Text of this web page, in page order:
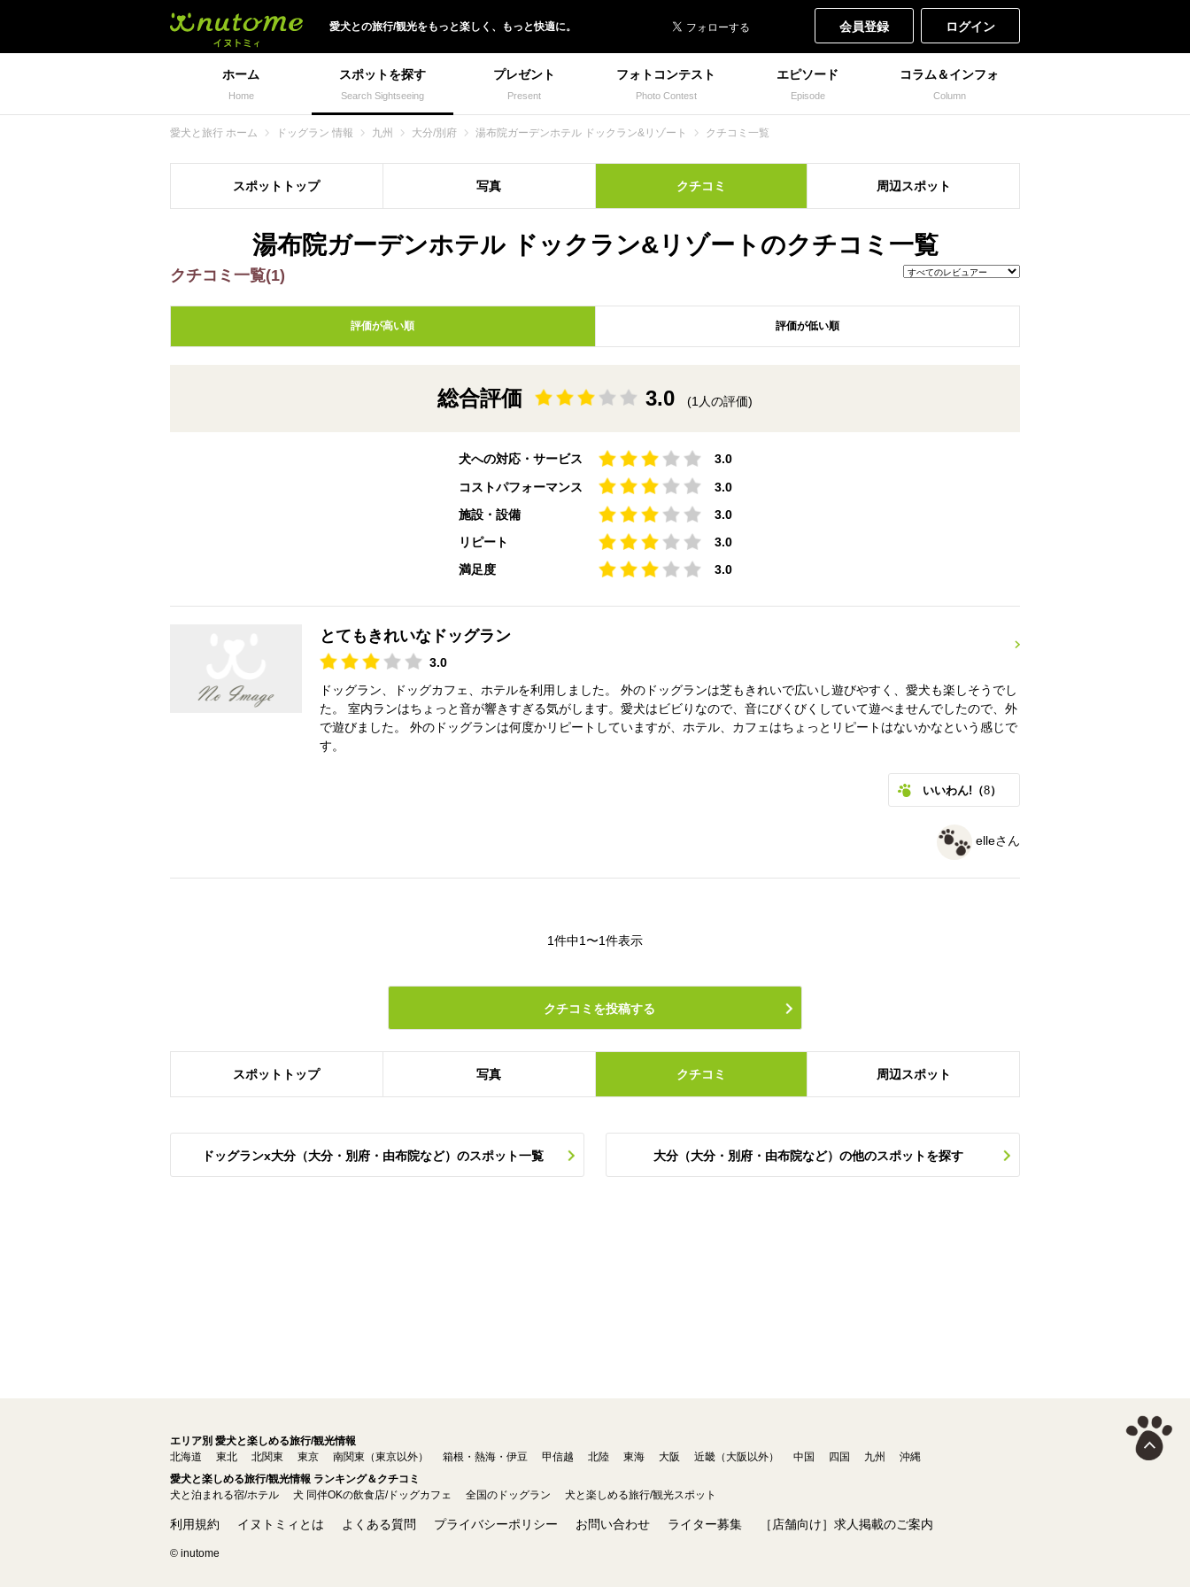
愛犬との旅行/観光をもっと楽しく、 もっと快適に。 会員登録 ログイン
ホーム
Home
スポットを探す
Search Sightseeing
プレゼント
Present
フォトコンテスト
Photo Contest
エピソード
Episode
コラム＆インフォ
Column
愛犬と旅行 ホーム ドッグラン 情報 九州 大分/別府 湯布院ガーデンホテル ドックラン&リゾート クチコミ一覧
スポット トップ 写真 クチコミ 周辺 スポット
湯布院ガーデンホテル ドックラン&リゾートのクチコミ一覧
クチコミ一覧(1)
評価が高い順 評価が低い順
総合評価 3.0 (1人の評価)
犬への対応・サービス
3.0
コストパフォーマンス
3.0
施設・設備
3.0
リピート
3.0
満足度
3.0
とてもきれいなドッグラン
3.0
ドッグラン、ドッグカフェ、ホテルを利用しました。 外のドッグランは芝もきれいで広いし遊びやすく、愛犬も楽しそうでし
た。 室内ランはちょっと音が響きすぎる気がします。愛犬はビビりなので、音にびくびくしていて遊べませんでしたので、外
で遊びました。 外のドッグランは何度かリピートしていますが、ホテル、カフェはちょっとリピートはないかなという感じで
す。
いいわん!（8）
elleさん
1件中1〜1件表示
クチコミを投稿する
スポット トップ 写真 クチコミ 周辺スポット
ドッグランx大分（大分・別府・由布院など）のスポット一覧 大分（大分・別府・由布院など）の他のスポットを探す
エリア別 愛犬と楽しめる旅行/観光情報
北海道
東北 北関東 東京 南関東（東京以外） 箱根・熱海・伊豆 甲信越 北陸 東海 大阪 近畿（大阪以外） 中国 四国 九州
沖縄
愛犬と楽しめる旅行/観光情報 ランキング＆クチコミ
犬と泊まれる宿/ホテル
犬 同伴OKの飲食店/ドッグカフェ 全国のドッグラン 犬と楽しめる旅行/観光スポット
利用規約 イヌトミィとは よくある質問 プライバシーポリシー お問い合わせ ライター募集 ［店舗向け］求人掲載のご案内
© inutome